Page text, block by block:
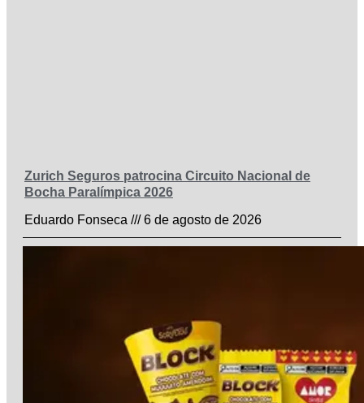
Zurich Seguros patrocina Circuito Nacional de
Bocha Paralímpica 2026
Eduardo Fonseca
6 de agosto de 2026